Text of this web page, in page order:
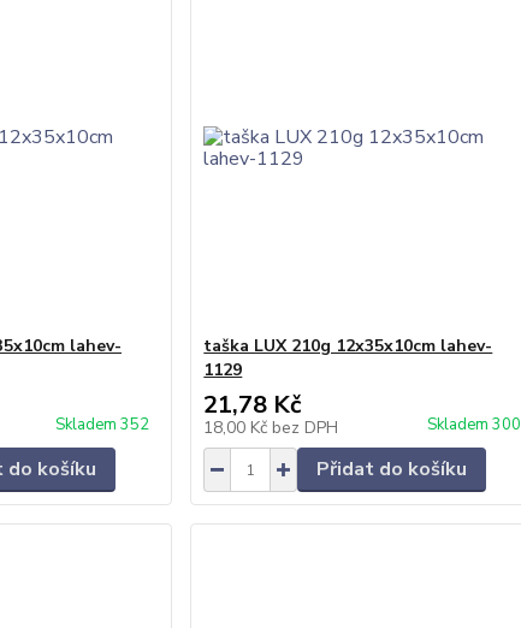
lahev-
Skladem 352
do košíku
taška LUX 210g 12x35x10cm lahev-
1129
21,78 Kč
18,00 Kč bez DPH Skladem 300
Přidat do košíku